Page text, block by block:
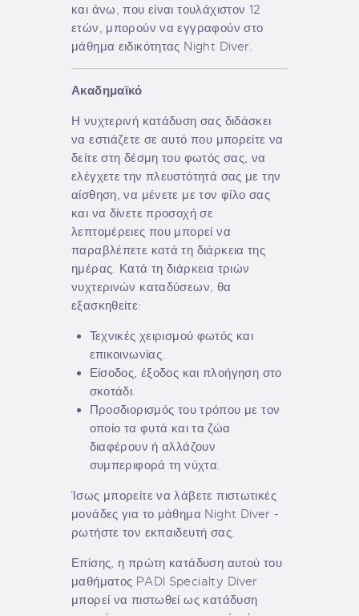
και άνω, που είναι τουλάχιστον 12
ετών, μπορούν να εγγραφούν στο
μάθημα ειδικότητας Night Diver.
Ακαδημαϊκό
Η νυχτερινή κατάδυση σας διδάσκει
να εστιάζετε σε αυτό που μπορείτε να
δείτε στη δέσμη του φωτός σας, να
ελέγχετε την πλευστότητά σας με την
αίσθηση, να μένετε με τον φίλο σας
και να δίνετε προσοχή σε
λεπτομέρειες που μπορεί να
παραβλέπετε κατά τη διάρκεια της
ημέρας. Κατά τη διάρκεια τριών
νυχτερινών καταδύσεων, θα
εξασκηθείτε:
Τεχνικές χειρισμού φωτός και
επικοινωνίας.
Είσοδος, έξοδος και πλοήγηση στο
σκοτάδι.
Προσδιορισμός του τρόπου με τον
οποίο τα φυτά και τα ζώα
διαφέρουν ή αλλάζουν
συμπεριφορά τη νύχτα.
Ίσως μπορείτε να λάβετε πιστωτικές
μονάδες για το μάθημα Night Diver -
ρωτήστε τον εκπαιδευτή σας.
Επίσης, η πρώτη κατάδυση αυτού του
μαθήματος PADI Specialty Diver
μπορεί να πιστωθεί ως κατάδυση